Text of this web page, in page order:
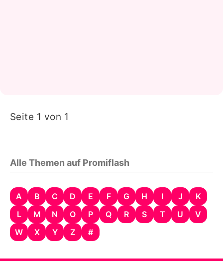
Seite 1 von 1
Alle Themen auf Promiflash
A B C D E F G H I J
K
L
M N O P Q R S T U
V
W
X Y Z #